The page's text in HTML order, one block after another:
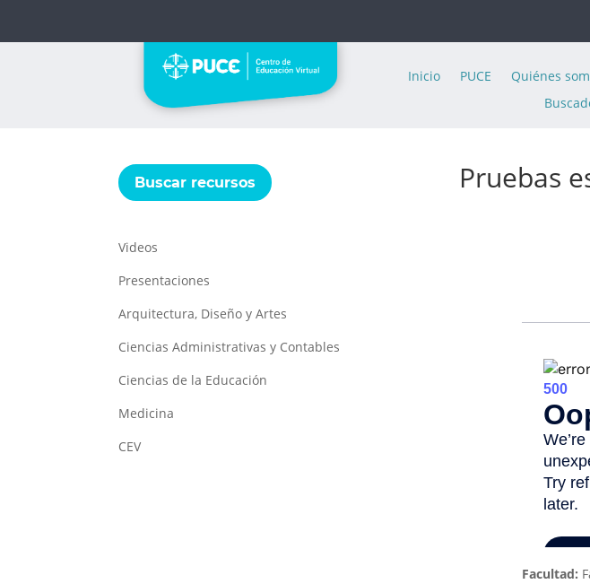
Inicio PUCE Quiénes
Buscar recursos
Videos
Presentaciones
Arquitectura, Diseño y Artes
Ciencias Administrativas y Contables
Ciencias de la Educación
Medicina
CEV
Pruebas
Facultad: